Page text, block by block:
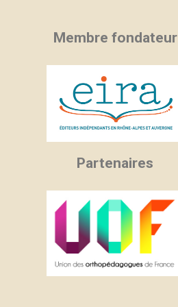
Membre fondateur
Partenaires